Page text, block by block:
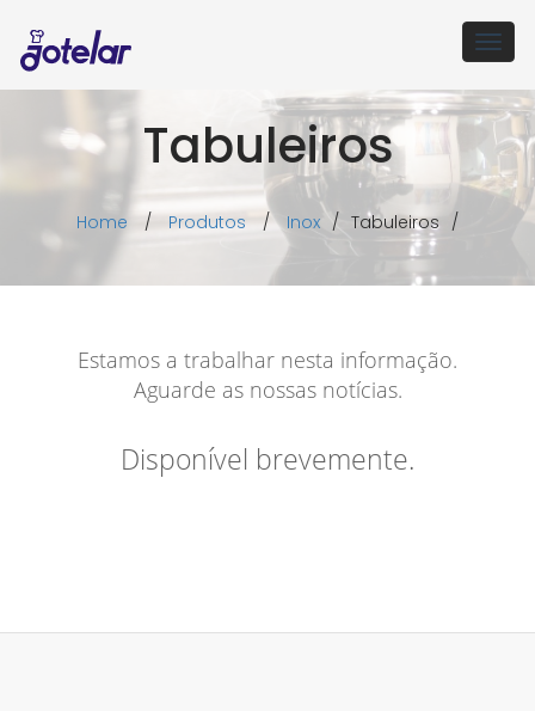
Tabuleiros
Home / Produtos / Inox / Tabuleiros /
Estamos a trabalhar nesta informação.
Aguarde as nossas notícias.
Disponível brevemente.